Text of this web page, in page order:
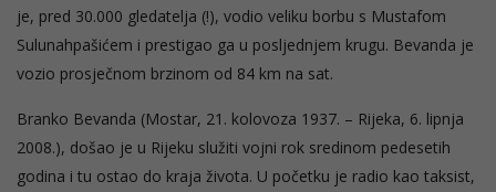
je, pred 30.000 gledatelja (!), vodio veliku borbu s Mustafom
Sulunahpašićem i prestigao ga u posljednjem krugu. Bevanda je
vozio prosječnom brzinom od 84 km na sat.
Branko Bevanda (Mostar, 21. kolovoza 1937. – Rijeka, 6. lipnja
2008.), došao je u Rijeku služiti vojni rok sredinom pedesetih
godina i tu ostao do kraja života. U početku je radio kao taksist,